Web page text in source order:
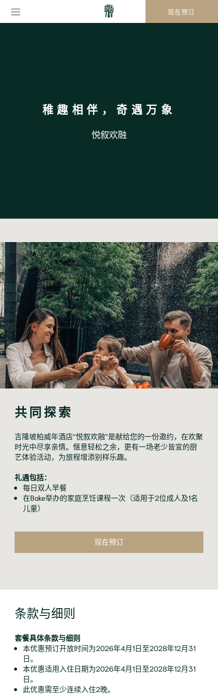
现在预订
稚趣相伴，奇遇万象
悦叙欢融
共同探索
吉隆坡柏威年酒店“悦叙欢融”是献给您的一份邀约，在欢聚
时光中尽享亲情。惬意轻松之余，更有一场老少皆宜的厨
艺体验活动，为旅程增添别样乐趣。
礼遇包括：
每日双人早餐
在Bake举办的家庭烹饪课程一次（适用于2位成人及1名
儿童）
现在预订
条款与细则
套餐具体条款与细则
本优惠预订开放时间为2026年4月1日至2028年12月31
日。
本优惠适用入住日期为2026年4月1日至2028年12月31
日。
此优惠需至少连续入住2晚。